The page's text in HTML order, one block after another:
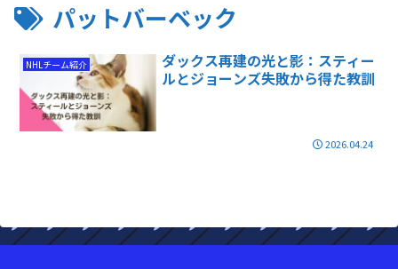
パットバーベック
NHLチーム紹介
ダックス再建の光と影：スティー
ルとジョーンズ失敗から得た教訓
2026.04.24